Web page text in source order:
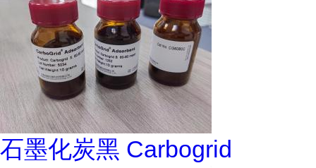
石墨化炭黑 Carbogrid